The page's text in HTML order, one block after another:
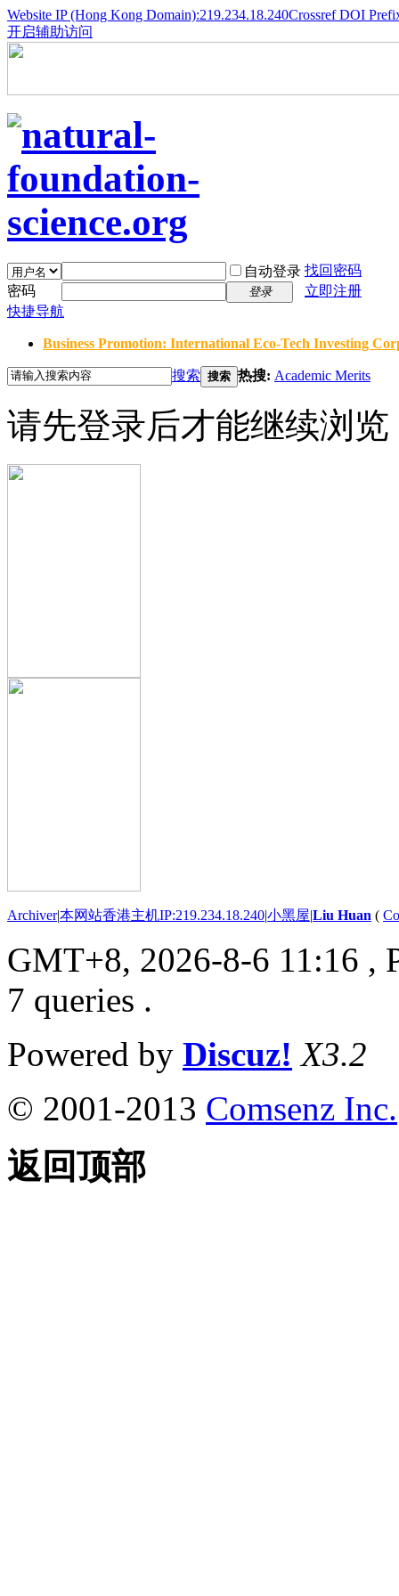
Website IP (Hong Kong Domain):219.234.18.240Crossref DOI
开启辅助访问
自动登录 找回密码
密码
登录
立即注册
快捷导航
Business Promotion: International Eco-Tech Investing
搜索 搜索 热搜: Academic Merits
请先登录后才能继续浏览
Archiver|本网站香港主机IP:219.234.18.240|小黑屋|Liu Huan (
GMT+8, 2026-8-6 11:16 ,
7 queries .
Powered by Discuz! X3.2
© 2001-2013 Comsenz Inc.
返回顶部